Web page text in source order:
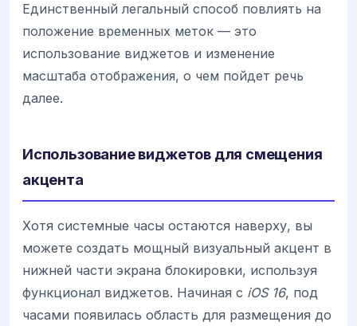
Единственный легальный способ повлиять на
положение временных меток — это
использование виджетов и изменение
масштаба отображения, о чем пойдет речь
далее.
Использование виджетов для смещения
акцента
Хотя системные часы остаются наверху, вы
можете создать мощный визуальный акцент в
нижней части экрана блокировки, используя
функционал виджетов. Начиная с iOS 16, под
часами появилась область для размещения до